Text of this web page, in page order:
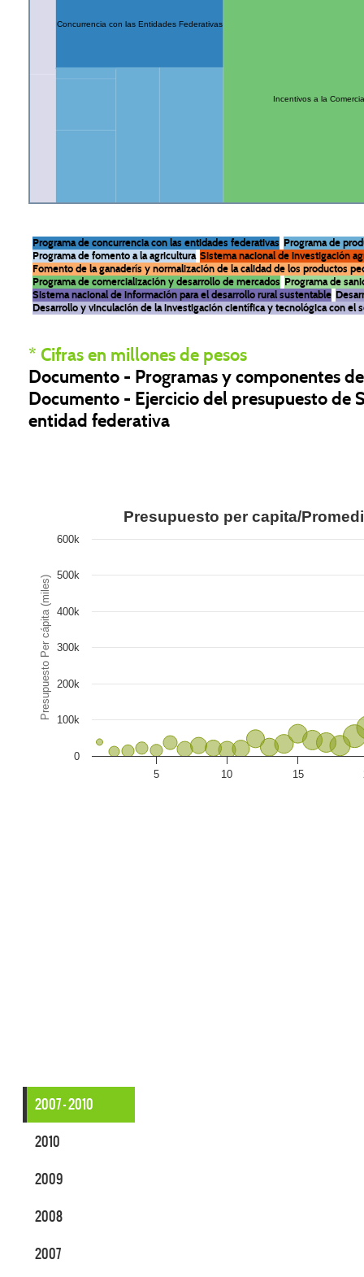
Concurrencia con las Entidades Federativas
Incentivos a la
Programa de concurrencia con las entidades federativas Programa de
Programa de fomento a la agricultura Sistema nacional de investigación
Fomento de la ganaderís y normalización de la calidad de los productos
Programa de comercialización y desarrollo de mercados Programa de
Sistema nacional de información para el desarrollo rural sustentable
Desarrollo y vinculación de la investigación científica y tecnológica con el
* Cifras en millones de pesos
Documento - Programas y componentes
Documento - Ejercicio del presupuesto de
entidad federativa
Presupuesto Per cápita (miles)
Presupuesto per capita/
5 10 15
0
100k
200k
300k
400k
500k
600k
2007 - 2010
2010
2009
2008
2007